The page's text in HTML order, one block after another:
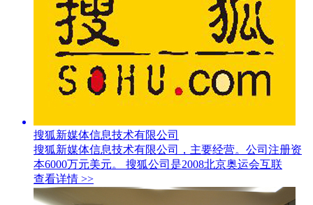
搜狐新媒体信息技术有限公司
搜狐新媒体信息技术有限公司，主要经营。公司注册资
本6000万元美元。 搜狐公司是2008北京奥运会互联
查看详情 >>